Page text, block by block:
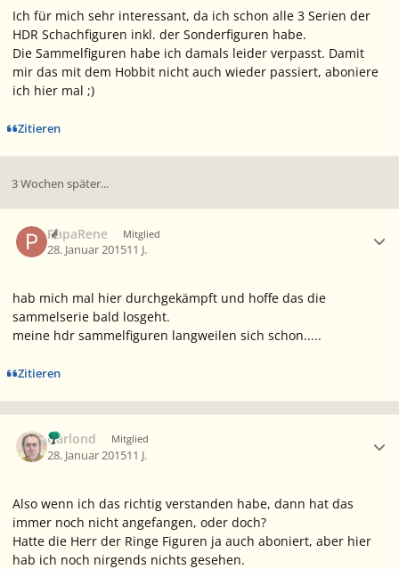
Ich für mich sehr interessant, da ich schon alle 3 Serien der
HDR Schachfiguren inkl. der Sonderfiguren habe.
Die Sammelfiguren habe ich damals leider verpasst. Damit
mir das mit dem Hobbit nicht auch wieder passiert, aboniere
ich hier mal ;)
Zitieren
3 Wochen später...
PapaRene Mitglied
28. Januar 201511 J.
hab mich mal hier durchgekämpft und hoffe das die
sammelserie bald losgeht.
meine hdr sammelfiguren langweilen sich schon.....
Zitieren
Garlond Mitglied
28. Januar 201511 J.
Also wenn ich das richtig verstanden habe, dann hat das
immer noch nicht angefangen, oder doch?
Hatte die Herr der Ringe Figuren ja auch aboniert, aber hier
hab ich noch nirgends nichts gesehen.